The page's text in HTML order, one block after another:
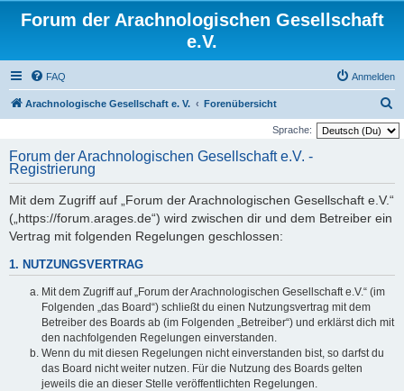
Forum der Arachnologischen Gesellschaft
e.V.
FAQ Anmelden
Arachnologische Gesellschaft e. V. Forenübersicht
u
Sprache:
Forum der Arachnologischen Gesellschaft e.V. -
Registrierung
Mit dem Zugriff auf „Forum der Arachnologischen Gesellschaft e.V.“
(„https://forum.arages.de“) wird zwischen dir und dem Betreiber ein
Vertrag mit folgenden Regelungen geschlossen:
1. NUTZUNGSVERTRAG
Mit dem Zugriff auf „Forum der Arachnologischen Gesellschaft e.V.“ (im
Folgenden „das Board“) schließt du einen Nutzungsvertrag mit dem
Betreiber des Boards ab (im Folgenden „Betreiber“) und erklärst dich mit
den nachfolgenden Regelungen einverstanden.
Wenn du mit diesen Regelungen nicht einverstanden bist, so darfst du
das Board nicht weiter nutzen. Für die Nutzung des Boards gelten
jeweils die an dieser Stelle veröffentlichten Regelungen.